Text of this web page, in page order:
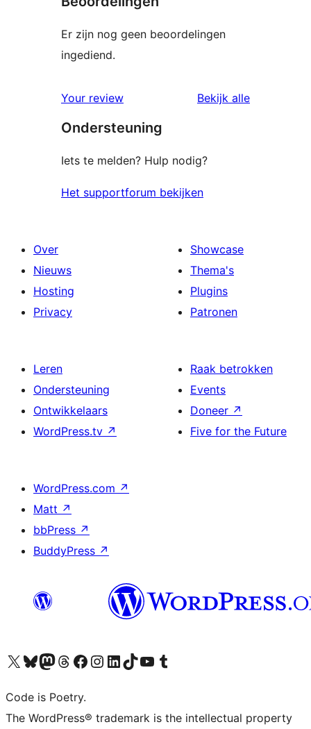
Er zijn nog geen beoordelingen
ingediend.
Your review Bekijk alle
Ondersteuning
Iets te melden? Hulp nodig?
Het supportforum bekijken
Over
Nieuws
Hosting
Privacy
Showcase
Thema's
Plugins
Patronen
Leren
Ondersteuning
Ontwikkelaars
WordPress.tv ↗
Raak betrokken
Events
Doneer ↗
Five for the Future
WordPress.com ↗
Matt ↗
bbPress ↗
BuddyPress ↗
Bezoek ons X (voorheen Twitter) account
Bezoek onze Bluesky account
Bezoek ons Mastodon account
Bezoek onze Threads account
Onze Facebookpagina bezoeken
Bezoek onze Instagram account
Bezoek onze LinkedIn account
Bezoek onze TikTok account
Bezoek ons YouTube kanaalBezoek onze Tumblr account
Code is Poetry.
The WordPress® trademark is the intellectual property